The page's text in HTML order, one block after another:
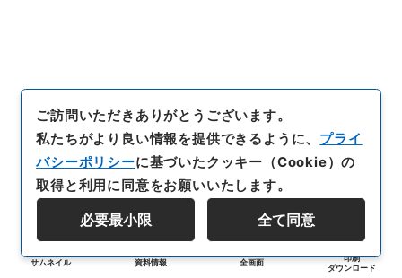
サムネイル 資料情報 全画面
印刷
ダウンロード
ご訪問いただきありがとうございます。
私たちがより良い情報を提供できるように、 プライ
バシーポリシーに基づいたクッキー（Cookie）の
取得と利用に同意をお願いいたします。
必要最小限 全て同意